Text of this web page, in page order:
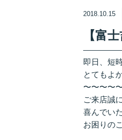
2018.10.15
【富
即日、短
とてもよ
〜〜〜〜
ご来店誠
喜んでい
お困りの